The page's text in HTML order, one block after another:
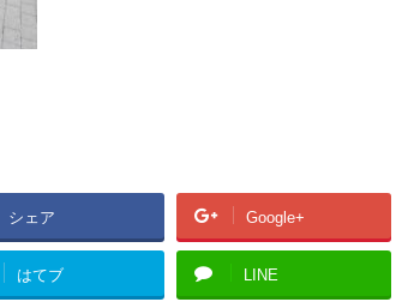
シェア Google+
はてブ LINE